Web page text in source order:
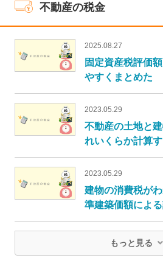
不動産の税金
2025.08.27
固定資産税評価
やすくまとめた
2023.05.29
不動産の土地と
れいくらか計算
2023.05.29
建物の消費税が
準建築価額によ
もっと見る